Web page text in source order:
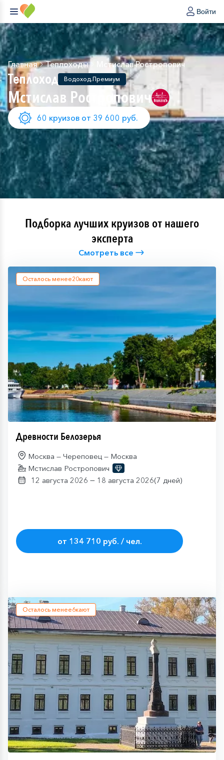
Войти
Главная Теплоходы Мстислав Ростропович
Теплоход Водоход.Премиум
Мстислав Ростропович
60 круизов от 39 600 руб.
Подборка лучших круизов от нашего
эксперта
Смотреть все
Осталось менее20кают
Древности Белозерья
Москва — Череповец — Москва
Мстислав Ростропович
12 августа 2026 — 18 августа 2026(7 дней)
от 134 710 руб. / чел.
Осталось менее6кают